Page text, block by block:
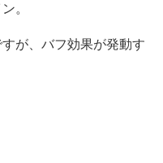
。
が、バフ効果が発動す